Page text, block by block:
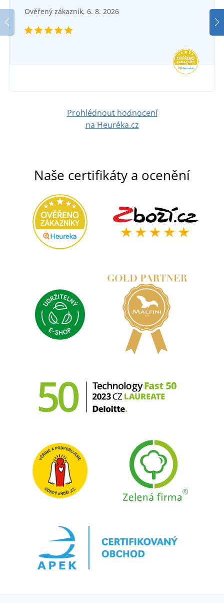
SKLADEM
Rolovací batoh na notebook STAR
749 Kč
Ověřený zákazník, 6. 8. 2026
Prohlédnout hodnocení
na Heuréka.cz
Naše certifikáty a ocenění